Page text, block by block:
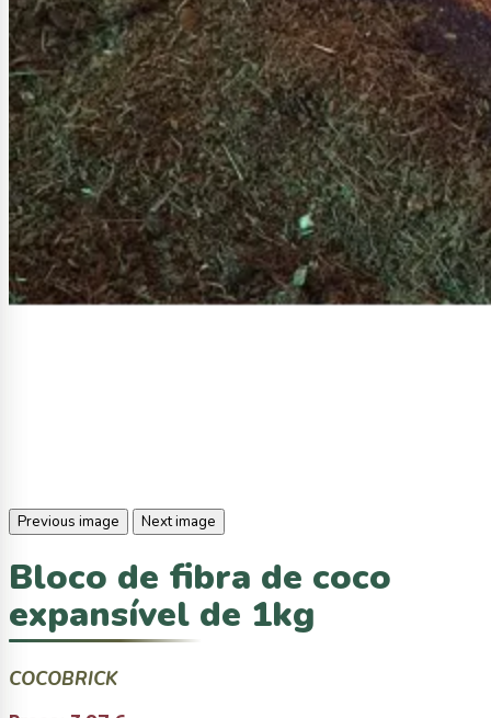
Previous image Next image
Bloco de fibra de coco
expansível de 1kg
COCOBRICK